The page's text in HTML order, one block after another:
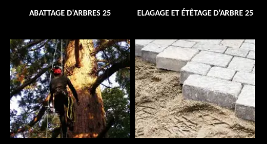
ABATTAGE D'ARBRES 25 ELAGAGE ET ÉTÊTAGE D'ARBRE 25